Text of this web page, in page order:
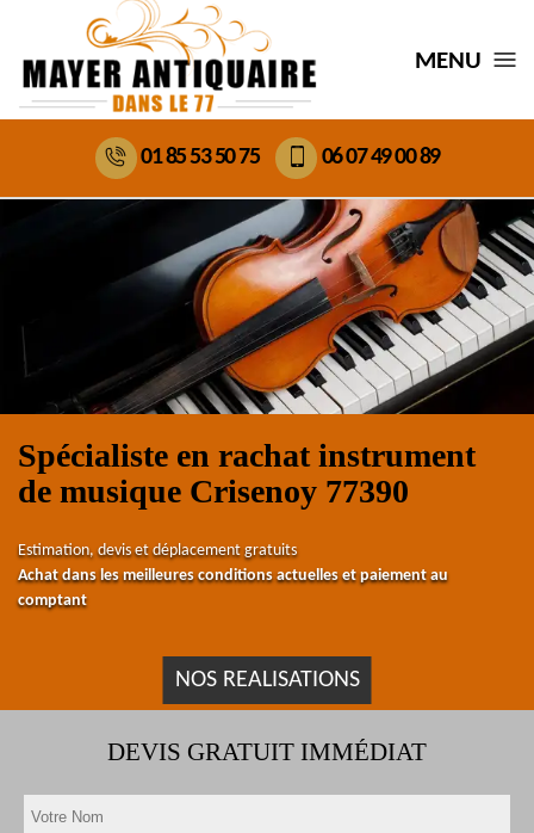
MENU
01 85 53 50 75 06 07 49 00 89
Spécialiste en rachat instrument
de musique Crisenoy 77390
Estimation, devis et déplacement gratuits
Achat dans les meilleures conditions actuelles et paiement au
comptant
NOS REALISATIONS
DEVIS GRATUIT IMMÉDIAT